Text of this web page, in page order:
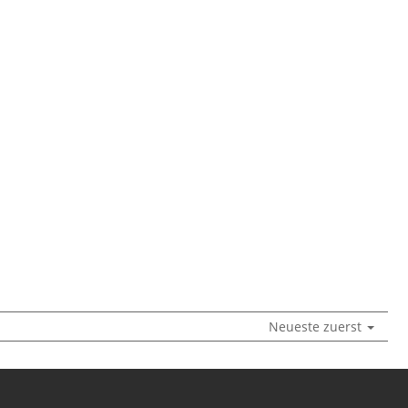
Neueste zuerst